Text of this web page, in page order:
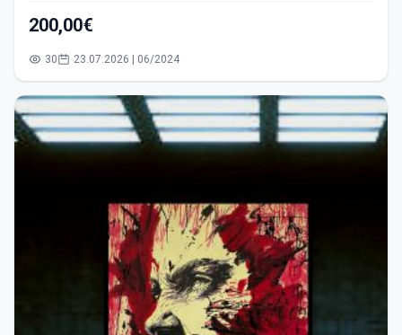
200,00€
30 23.07.2026 | 06/2024